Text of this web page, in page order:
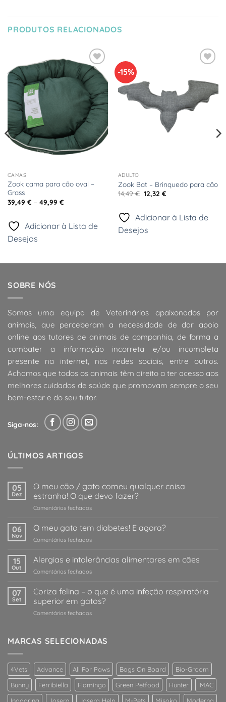
PRODUTOS RELACIONADOS
Adicionar
à Lista
Desejos
CAMAS
Zook cama para cão oval –
Grass
39,49 € – 49,99 €Price
49,99 €
Adicionar à Lista de
Desejos
-15%
à Lista
de
Desejos
ADULTO
Zook Bat – Brinquedo para cão
14,49€ O
preço
era:
14,49 €.
12,32 €O
12,32 €.
Adicionar à Lista de
Desejos
SOBRE NÓS
Somos uma equipa de Veterinários apaixonados por
animais, que perceberam a necessidade de dar apoio
online aos tutores de animais de companhia, de forma a
combater a informação incorreta e/ou incompleta
presente na internet, nas redes sociais, entre outros.
Achamos que todos os animais têm direito a ter acesso aos
melhores cuidados de saúde que promovam sempre o seu
bem-estar e do seu tutor.
Siga-nos:
ÚLTIMOS ARTIGOS
05
Dez
O meu cão / gato comeu qualquer coisa
estranha! O que devo fazer?
Comentários fechadosem
meu
/
comeu
O
que
06
Nov
O meu gato tem diabetes! E agora?
Comentários fechadosem
meu
tem
E
agora?
15
Out
Alergias e intolerâncias alimentares em cães
Comentários fechadosem
intolerâncias
alimentares
em
07
Set
Coriza felina – o que é uma infeção respiratória
superior em gatos?
Comentários fechadosem
–
é
uma
infeção
respiratória
superior
MARCAS SELECIONADAS
4Vets Advance All For Paws Bags On Board
Bio-Groom
Bunny
Ferribiella Flamingo Green Petfood Hunter
IMAC